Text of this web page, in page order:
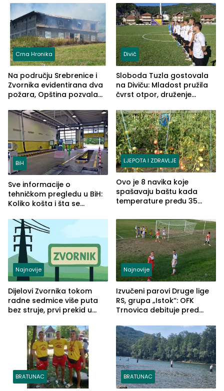
nestašice vode
Crna Hronika
Na području Srebrenice i
Zvornika evidentirana dva
požara, Opština pozvala
Divič
Sloboda Tuzla gostovala
na Diviču: Mladost pružila
čvrst otpor, druženje
jezera
BiH
Sve informacije o
tehničkom pregledu u BiH:
Koliko košta i šta se
LJEPOTA I ZDRAVLJE
Ovo je 8 navika koje
spašavaju baštu kada
temperature pređu 35
Najnovije
Dijelovi Zvornika tokom
radne sedmice više puta
bez struje, prvi prekid u
Najnovije
Izvučeni parovi Druge lige
RS, grupa „Istok“: OFK
Trnovica debituje pred
Drine HE
BRATUNAC BRATUNAC